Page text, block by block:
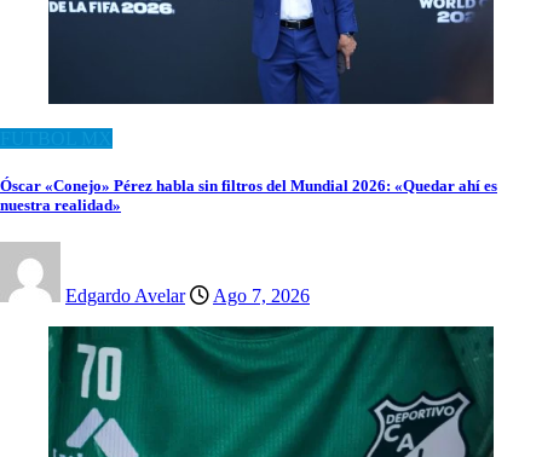
Óscar «Conejo» Pérez habla sin filtros del Mundial 2026: «Quedar ahí es
nuestra realidad»
Edgardo Avelar Ago 7, 2026